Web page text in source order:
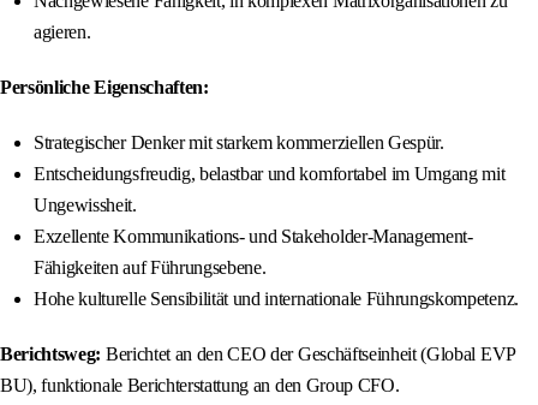
agieren.
Persönliche Eigenschaften:
Strategischer Denker mit starkem kommerziellen Gespür.
Entscheidungsfreudig, belastbar und komfortabel im Umgang mit
Ungewissheit.
Exzellente Kommunikations- und Stakeholder-Management-
Fähigkeiten auf Führungsebene.
Hohe kulturelle Sensibilität und internationale Führungskompetenz.
Berichtsweg: Berichtet an den CEO der Geschäftseinheit (Global EVP
BU), funktionale Berichterstattung an den Group CFO.